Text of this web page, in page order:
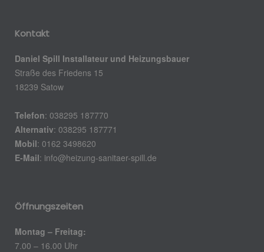
Kontakt
Daniel Spill Installateur und Heizungsbauer
Straße des Friedens 15
18239 Satow
Telefon: 038295 187770
Alternativ: 038295 187771
Mobil: 0162 3498620
E-Mail: info@heizung-sanitaer-spill.de
Öffnungszeiten
Montag – Freitag:
7.00 – 16.00 Uhr